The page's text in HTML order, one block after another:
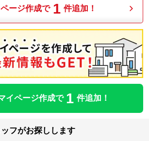
ージ作成で 1 件追加！
イページ作成で 1 件追加！
フがお探しします